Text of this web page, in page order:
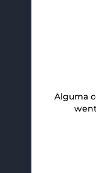
Alguma